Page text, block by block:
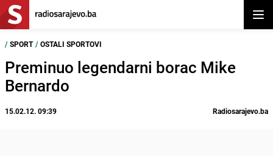
/ SPORT / OSTALI SPORTOVI
Preminuo legendarni borac Mike
Bernardo
15.02.12. 09:39 Radiosarajevo.ba